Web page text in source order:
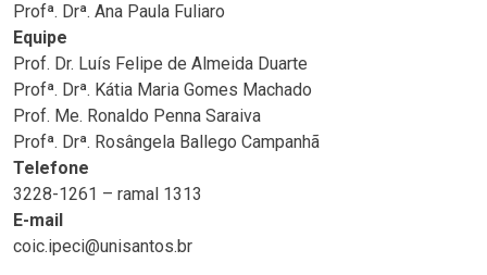
Profª. Drª. Ana Paula Fuliaro
Equipe
Prof. Dr. Luís Felipe de Almeida Duarte
Profª. Drª. Kátia Maria Gomes Machado
Prof. Me. Ronaldo Penna Saraiva
Profª. Drª. Rosângela Ballego Campanhã
Telefone
3228-1261 – ramal 1313
E-mail
coic.ipeci@unisantos.br